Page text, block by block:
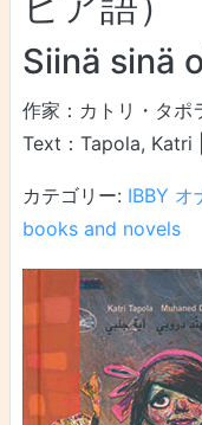
Siinä sinä
作家：カトリ・タポ
Text：Tapola, Katri
カテゴリー: IBBY オ
books and novels